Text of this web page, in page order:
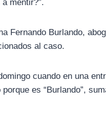
mentir?”.
Fernando Burlando,
al caso.
cuando en una
es “Burlando”,